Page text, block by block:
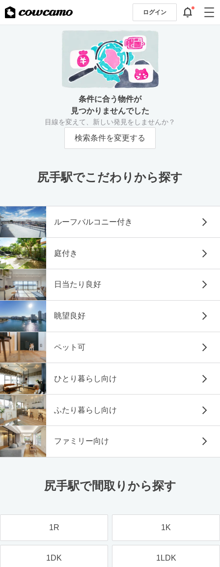
ログイン
条件に合う物件が
見つかりませんでした
目線を変えて、新しい発見をしませんか？
検索条件を変更する
尻手駅でこだわりから探す
ルーフバルコニー付き
庭付き
日当たり良好
眺望良好
ペット可
ひとり暮らし向け
ふたり暮らし向け
ファミリー向け
尻手駅で間取りから探す
1R 1K
1DK 1LDK